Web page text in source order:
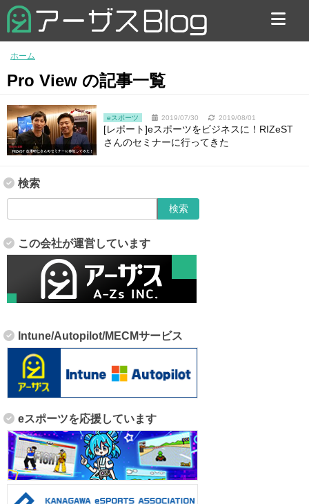
お問い合わせ
ホーム
Pro View の記事一覧
eスポーツ 2019/07/30 2019/08/01
[レポート]eスポーツをビジネスに！RIZeST
さんのセミナーに行ってきた
検索
この会社が運営しています
Intune/Autopilot/MECMサービス
eスポーツを応援しています